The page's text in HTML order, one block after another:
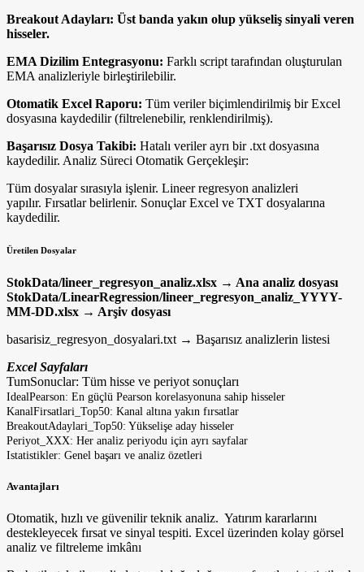
Breakout Adayları: Üst banda yakın olup yükseliş sinyali veren
hisseler.
EMA Dizilim Entegrasyonu: Farklı script tarafından oluşturulan
EMA analizleriyle birleştirilebilir.
Otomatik Excel Raporu: Tüm veriler biçimlendirilmiş bir Excel
dosyasına kaydedilir (filtrelenebilir, renklendirilmiş).
Başarısız Dosya Takibi: Hatalı veriler ayrı bir .txt dosyasına
kaydedilir. Analiz Süreci Otomatik Gerçekleşir:
Tüm dosyalar sırasıyla işlenir. Lineer regresyon analizleri
yapılır. Fırsatlar belirlenir. Sonuçlar Excel ve TXT dosyalarına
kaydedilir.
Üretilen Dosyalar
StokData/lineer_regresyon_analiz.xlsx → Ana analiz dosyası
StokData/LinearRegression/lineer_regresyon_analiz_YYYY-
MM-DD.xlsx → Arşiv dosyası
basarisiz_regresyon_dosyalari.txt → Başarısız analizlerin listesi
Excel Sayfaları
TumSonuclar: Tüm hisse ve periyot sonuçları
IdealPearson: En güçlü Pearson korelasyonuna sahip hisseler
KanalFirsatlari_Top50: Kanal altına yakın fırsatlar
BreakoutAdaylari_Top50: Yükselişe aday hisseler
Periyot_XXX: Her analiz periyodu için ayrı sayfalar
Istatistikler: Genel başarı ve analiz özetleri
Avantajları
Otomatik, hızlı ve güvenilir teknik analiz. Yatırım kararlarını
destekleyecek fırsat ve sinyal tespiti. Excel üzerinden kolay görsel
analiz ve filtreleme imkânı